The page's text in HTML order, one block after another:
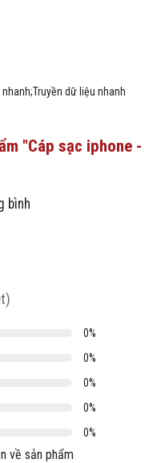
dữ liệu nhanh
"Cáp sạc iphone -
bình
0%
0%
0%
0%
0%
về sản phẩm